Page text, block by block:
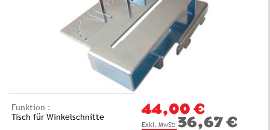
Funktion :
Tisch für Winkelschnitte
44,00 €
36,67 €